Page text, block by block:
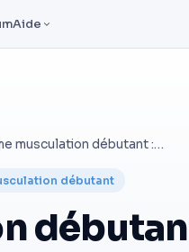
Aide
Erreurs programme musculation débutant : 10 pièges à éviter
débutant